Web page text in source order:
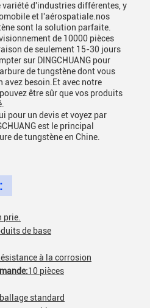
variété d'industries différentes, y
et l'aérospatiale.nos
sont la solution parfaite.
de 10000 pièces
de seulement 15-30 jours
sur DINGCHUANG pour
de tungstène dont vous
avez besoin.Et avec notre
être sûr que vos produits
pour un devis et voyez par
est le principal
de tungstène en Chine.
prie.
de base
à la corrosion
10 pièces
standard